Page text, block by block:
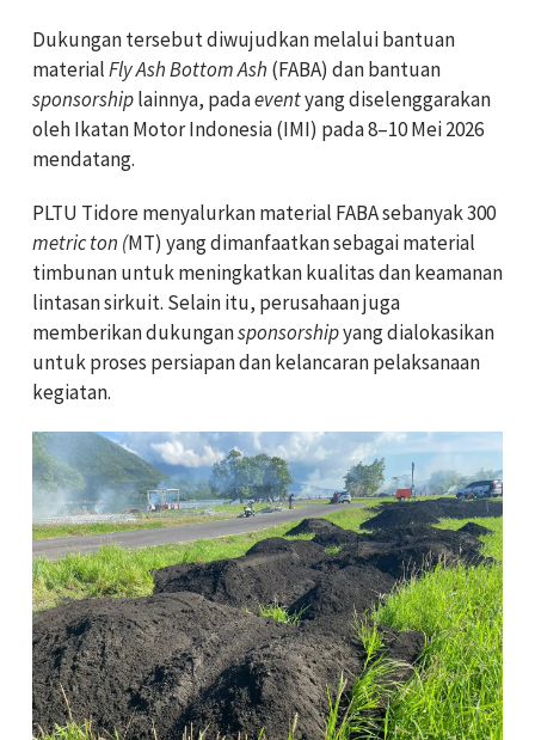
Dukungan tersebut diwujudkan melalui bantuan
materialFly Ash Bottom Ash (FABA) dan bantuan
sponsorshiplainnya, padaeventyang diselenggarakan
oleh Ikatan Motor Indonesia (IMI) pada 8–10 Mei 2026
mendatang.
PLTU Tidore menyalurkan material FABA sebanyak 300
metric ton (MT) yang dimanfaatkan sebagai material
timbunan untuk meningkatkan kualitas dan keamanan
lintasan sirkuit. Selain itu, perusahaan juga
memberikan dukungansponsorshipyang dialokasikan
untuk proses persiapan dan kelancaran pelaksanaan
kegiatan.